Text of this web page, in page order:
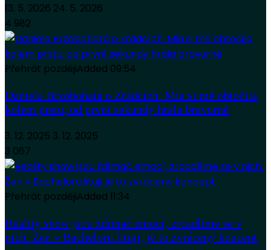
13. 5. 2026 24. 5. 2026
4 982
Přehrát pozdějiAdded 09:54
Daniela Brzobohatá o Zrádcích: Mia si mě obtočila
kolem prstu, od první sekundy hrála bravurně
3. 12. 2025 3. 12. 2025
3 067
Přehrát pozdějiAdded 11:34
Reality show jsou ždímač emocí, zrcadlíme se v
nich. Žen v Bacheloru lituji, je to zvrácený koncept